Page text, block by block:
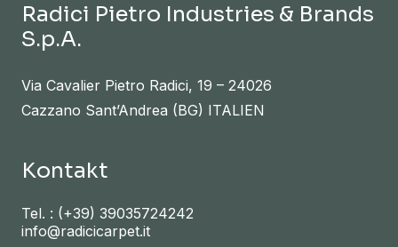
Radici Pietro Industries & Brands
S.p.A.
Via Cavalier Pietro Radici, 19 – 24026
Cazzano Sant’Andrea (BG) ITALIEN
Kontakt
Tel. : (+39) 39035724242
info@radicicarpet.it